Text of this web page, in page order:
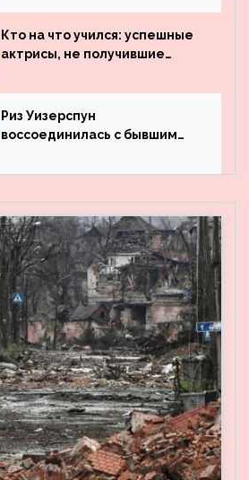
популярности и выложила
архивные фото
Кто на что учился: успешные
актрисы, не получившие
Риз Уизерспун
воссоединилась с бывшим